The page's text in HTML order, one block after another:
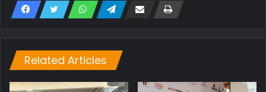
Related Articles